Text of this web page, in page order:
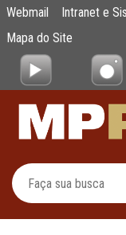
Pular para o Conteúdo
Processo
Webmail Intranet e
Mapa do Site